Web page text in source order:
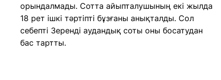
орындалмады. Сотта айыпталушының екі жылда
18 рет ішкі тәртіпті бұзғаны анықталды. Сол
себепті Зеренді аудандық соты оны босатудан
бас тартты.